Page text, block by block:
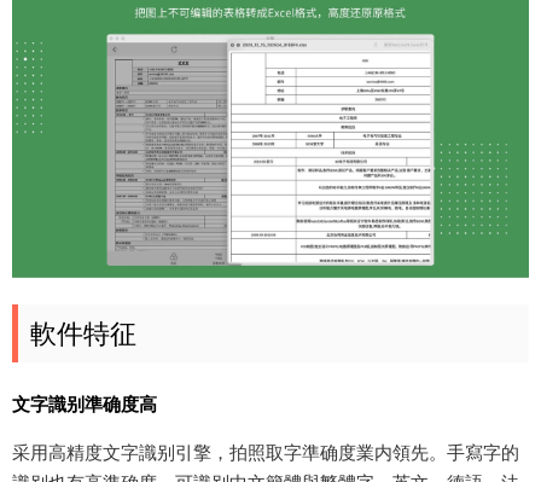
軟件特征
文字識别準确度高
采用高精度文字識别引擎，拍照取字準确度業内領先。手寫字的